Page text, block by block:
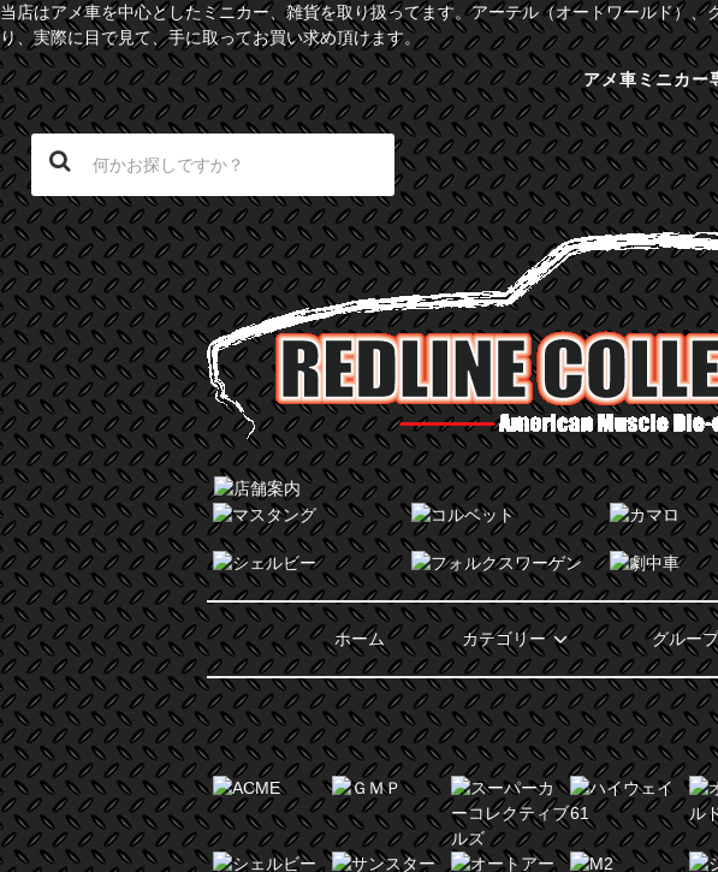
当店はアメ車を中心としたミニカー、雑貨を取り扱ってます。アーテル（オートワールド）
り、実際に目で見て、手に取ってお買い求め頂けます。
アメ車ミニカ
ホーム カテゴリー グループ